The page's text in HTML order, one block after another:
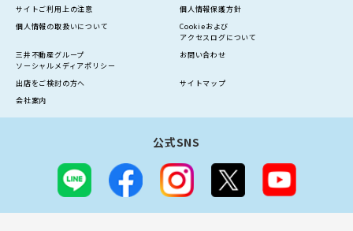
サイトご利用上の注意
個人情報保護方針
個人情報の取扱いについて
Cookieおよび
アクセスログについて
三井不動産グループ
ソーシャルメディアポリシー
お問い合わせ
出店をご検討の方へ
サイトマップ
会社案内
公式SNS